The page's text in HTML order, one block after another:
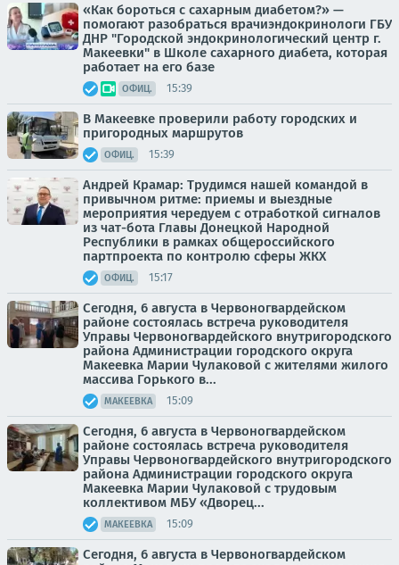
«Как бороться с сахарным диабетом?» —
помогают разобраться врачиэндокринологи ГБУ
ДНР "Городской эндокринологический центр г.
Макеевки" в Школе сахарного диабета, которая
работает на его базе
ОФИЦ. 15:39
В Макеевке проверили работу городских и
пригородных маршрутов
ОФИЦ. 15:39
Андрей Крамар: Трудимся нашей командой в
привычном ритме: приемы и выездные
мероприятия чередуем с отработкой сигналов
из чат-бота Главы Донецкой Народной
Республики в рамках общероссийского
партпроекта по контролю сферы ЖКХ
ОФИЦ. 15:17
Сегодня, 6 августа в Червоногвардейском
районе состоялась встреча руководителя
Управы Червоногвардейского внутригородского
района Администрации городского округа
Макеевка Марии Чулаковой с жителями жилого
массива Горького в...
МАКЕЕВКА 15:09
Сегодня, 6 августа в Червоногвардейском
районе состоялась встреча руководителя
Управы Червоногвардейского внутригородского
района Администрации городского округа
Макеевка Марии Чулаковой с трудовым
коллективом МБУ «Дворец...
МАКЕЕВКА 15:09
Сегодня, 6 августа в Червоногвардейском